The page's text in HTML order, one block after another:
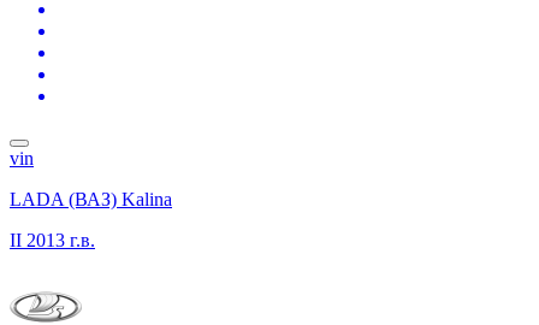
vin
LADA (ВАЗ) Kalina
II 2013 г.в.